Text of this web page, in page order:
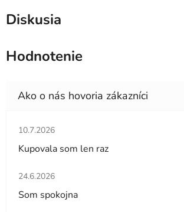
Diskusia
Hodnotenie
Hodnotenie obchodu je 5 z 5 hviezdičiek.
10.7.2026
Kupovala som len raz
Hodnotenie obchodu je 5 z 5 hviezdičiek.
24.6.2026
Som spokojna